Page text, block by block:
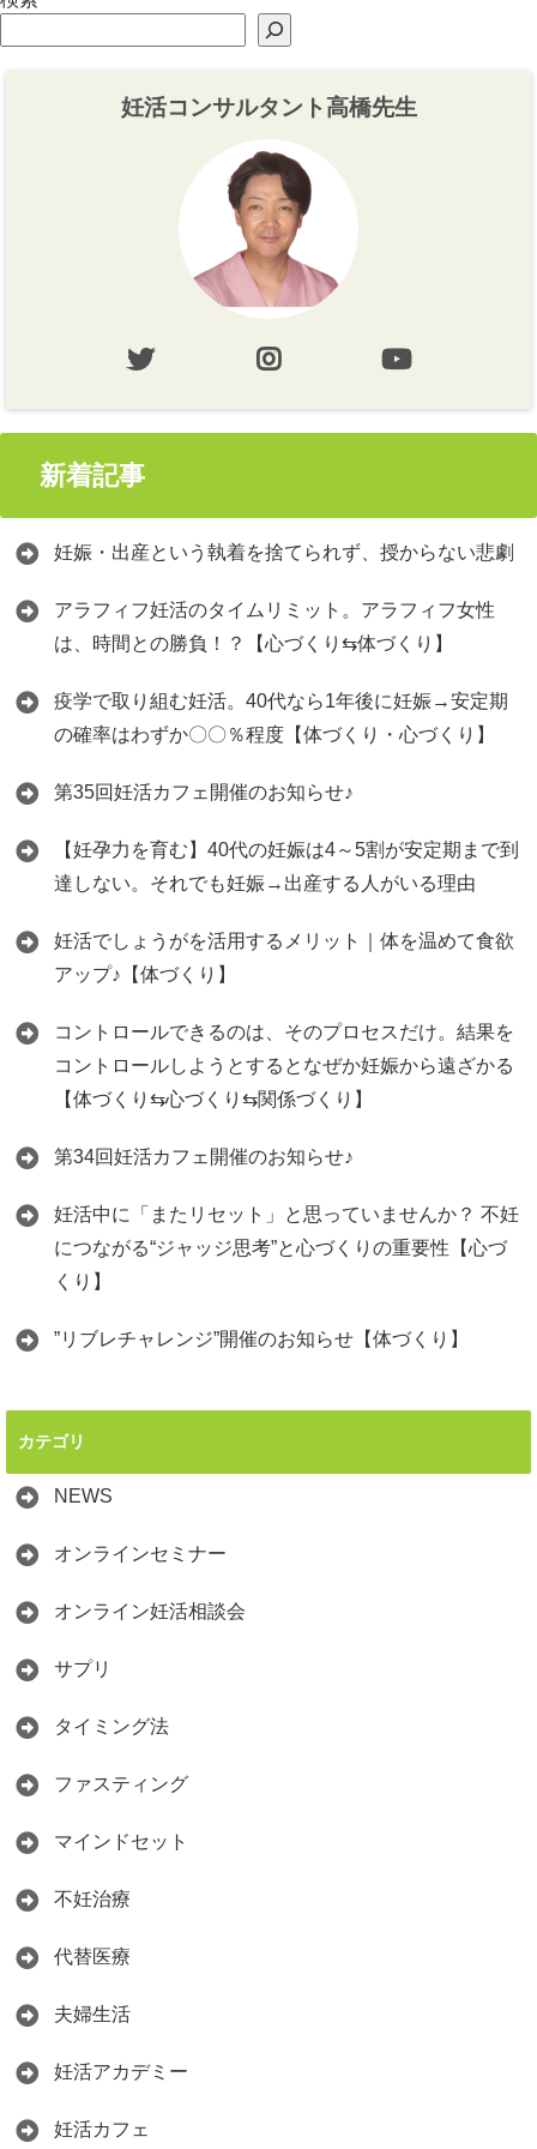
妊活コンサルタント高橋先生
新着記事
妊娠・出産という執着を捨てられず、授からない悲劇
アラフィフ妊活のタイムリミット。アラフィフ女性
は、時間との勝負！？【心づくり⇆体づくり】
疫学で取り組む妊活。40代なら1年後に妊娠→安定期
の確率はわずか〇〇％程度【体づくり・心づくり】
第35回妊活カフェ開催のお知らせ♪
【妊孕力を育む】40代の妊娠は4～5割が安定期まで到
達しない。それでも妊娠→出産する人がいる理由
妊活でしょうがを活用するメリット｜体を温めて食欲
アップ♪【体づくり】
コントロールできるのは、そのプロセスだけ。結果を
コントロールしようとするとなぜか妊娠から遠ざかる
【体づくり⇆心づくり⇆関係づくり】
第34回妊活カフェ開催のお知らせ♪
妊活中に「またリセット」と思っていませんか？ 不妊
につながる“ジャッジ思考”と心づくりの重要性【心づ
くり】
”リブレチャレンジ”開催のお知らせ【体づくり】
カテゴリ
NEWS
オンラインセミナー
オンライン妊活相談会
サプリ
タイミング法
ファスティング
マインドセット
不妊治療
代替医療
夫婦生活
妊活アカデミー
妊活カフェ